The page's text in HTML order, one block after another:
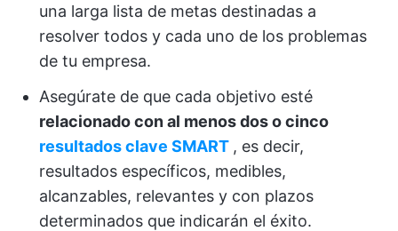
una larga lista de metas destinadas a
resolver todos y cada uno de los problemas
de tu empresa.
Asegúrate de que cada objetivo esté
relacionado con al menos dos o cinco
resultados clave SMART , es decir,
resultados específicos, medibles,
alcanzables, relevantes y con plazos
determinados que indicarán el éxito.